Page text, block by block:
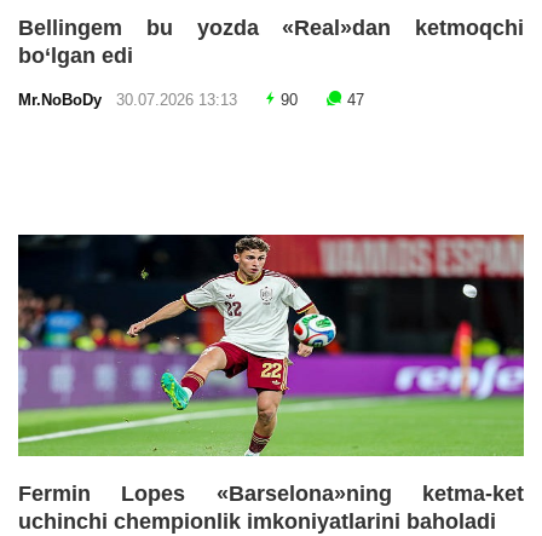
Bellingem bu yozda «Real»dan ketmoqchi
bo‘lgan edi
Mr.NoBoDy 30.07.2026 13:13 90 47
Fermin Lopes «Barselona»ning ketma-ket
uchinchi chempionlik imkoniyatlarini baholadi